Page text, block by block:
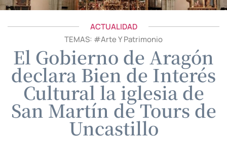
ACTUALIDAD
TEMAS: #Arte Y Patrimonio
El Gobierno de Aragón
declara Bien de Interés
Cultural la iglesia de
San Martín de Tours de
Uncastillo